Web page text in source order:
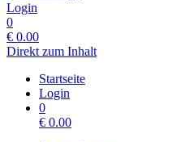
Login
0
€ 0.00
Direkt zum Inhalt
Startseite
Login
0
€ 0.00